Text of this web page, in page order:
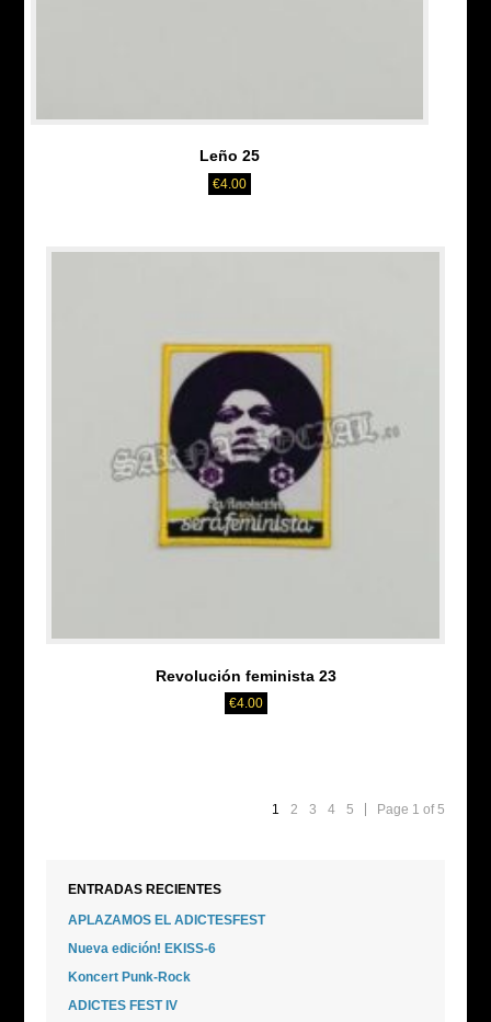
Leño 25
€4.00
Revolución feminista 23
€4.00
Page 1 of 5
1 2 3 4 5
ENTRADAS RECIENTES
APLAZAMOS EL ADICTESFEST
Nueva edición! EKISS-6
Koncert Punk-Rock
ADICTES FEST IV